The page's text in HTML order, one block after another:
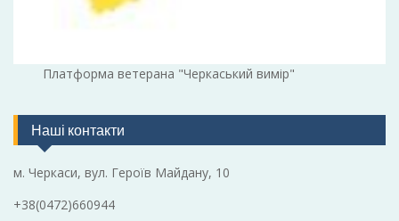
Платформа ветерана "Черкаський вимір"
Наші контакти
м. Черкаси, вул. Героїв Майдану, 10
+38(0472)660944